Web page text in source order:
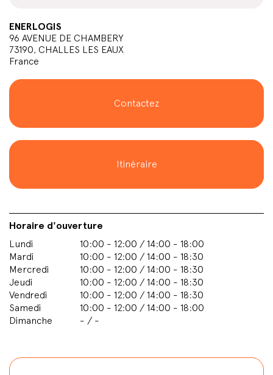
ENERLOGIS
96 AVENUE DE CHAMBERY
73190, CHALLES LES EAUX
France
Contactez
Itinéraire
Horaire d'ouverture
Lundi
10:00 - 12:00 / 14:00 - 18:00
Mardi
10:00 - 12:00 / 14:00 - 18:30
Mercredi
10:00 - 12:00 / 14:00 - 18:30
Jeudi
10:00 - 12:00 / 14:00 - 18:30
Vendredi
10:00 - 12:00 / 14:00 - 18:30
Samedi
10:00 - 12:00 / 14:00 - 18:00
Dimanche
- / -